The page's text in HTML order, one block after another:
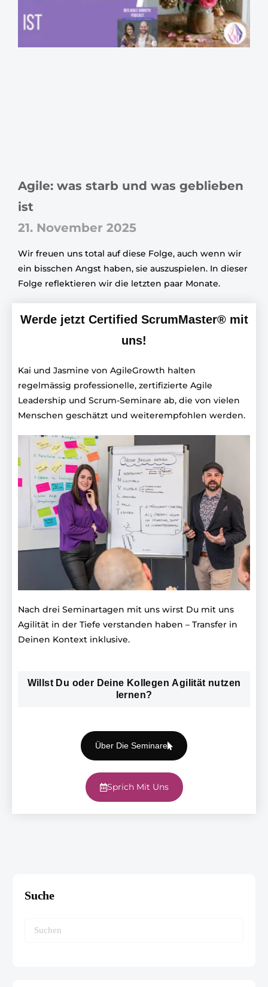
Agile: was starb und was geblieben
ist
21. November 2025
Wir freuen uns total auf diese Folge, auch wenn wir
ein bisschen Angst haben, sie auszuspielen. In dieser
Folge reflektieren wir die letzten paar Monate.
Werde jetzt Certified ScrumMaster® mit
uns!
Kai und Jasmine von AgileGrowth halten
regelmässig professionelle, zertifizierte Agile
Leadership und Scrum-Seminare ab, die von vielen
Menschen geschätzt und weiterempfohlen werden.
Nach drei Seminartagen mit uns wirst Du mit uns
Agilität in der Tiefe verstanden haben – Transfer in
Deinen Kontext inklusive.
Willst Du oder Deine Kollegen Agilität nutzen
lernen?
Über Die Seminare
Sprich Mit Uns
Suche